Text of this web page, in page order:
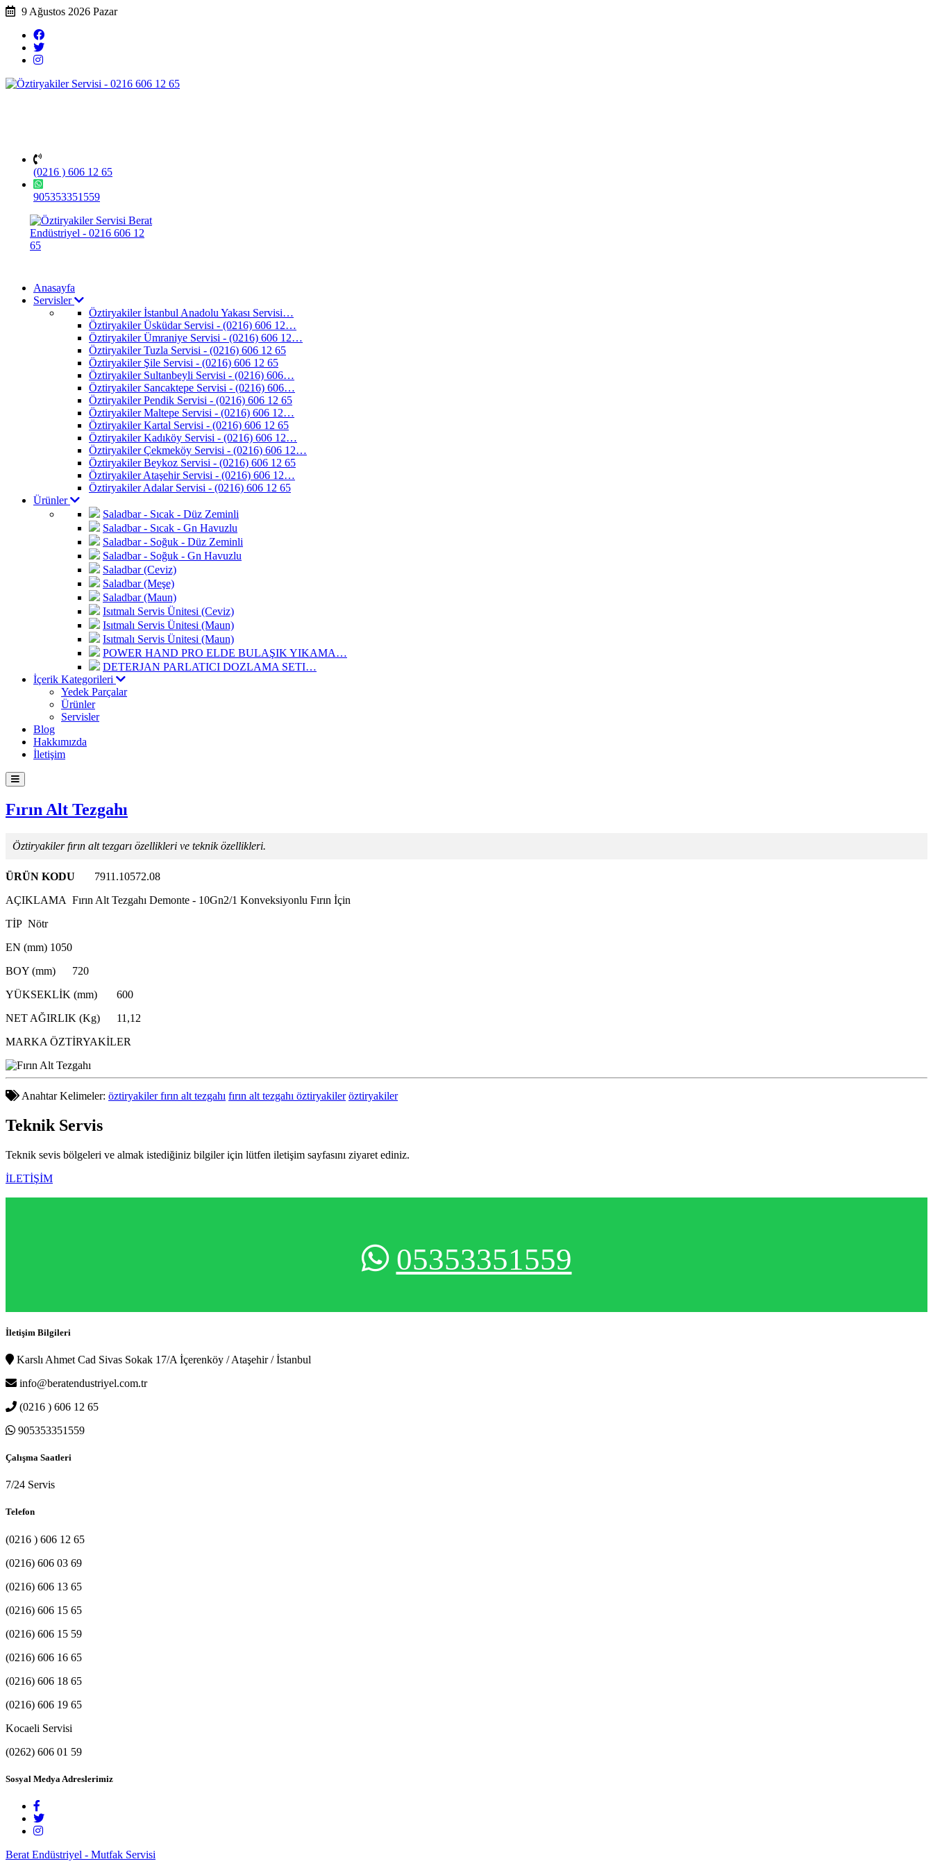
9 Ağustos 2026 Pazar
(0216 ) 606 12 65
905353351559
Anasayfa
Servisler
Öztiryakiler İstanbul Anadolu Yakası Servisi…
Öztiryakiler Üsküdar Servisi - (0216) 606 12…
Öztiryakiler Ümraniye Servisi - (0216) 606 12…
Öztiryakiler Tuzla Servisi - (0216) 606 12 65
Öztiryakiler Şile Servisi - (0216) 606 12 65
Öztiryakiler Sultanbeyli Servisi - (0216) 606…
Öztiryakiler Sancaktepe Servisi - (0216) 606…
Öztiryakiler Pendik Servisi - (0216) 606 12 65
Öztiryakiler Maltepe Servisi - (0216) 606 12…
Öztiryakiler Kartal Servisi - (0216) 606 12 65
Öztiryakiler Kadıköy Servisi - (0216) 606 12…
Öztiryakiler Çekmeköy Servisi - (0216) 606 12…
Öztiryakiler Beykoz Servisi - (0216) 606 12 65
Öztiryakiler Ataşehir Servisi - (0216) 606 12…
Öztiryakiler Adalar Servisi - (0216) 606 12 65
Ürünler
Saladbar - Sıcak - Düz Zeminli
Saladbar - Sıcak - Gn Havuzlu
Saladbar - Soğuk - Düz Zeminli
Saladbar - Soğuk - Gn Havuzlu
Saladbar (Ceviz)
Saladbar (Meşe)
Saladbar (Maun)
Isıtmalı Servis Ünitesi (Ceviz)
Isıtmalı Servis Ünitesi (Maun)
Isıtmalı Servis Ünitesi (Maun)
POWER HAND PRO ELDE BULAŞIK YIKAMA…
DETERJAN PARLATICI DOZLAMA SETI…
İçerik Kategorileri
Yedek Parçalar
Ürünler
Servisler
Blog
Hakkımızda
İletişim
Fırın Alt Tezgahı
Öztiryakiler fırın alt tezgarı özellikleri ve teknik özellikleri.
ÜRÜN KODU
7911.10572.08
AÇIKLAMA Fırın Alt Tezgahı Demonte - 10Gn2/1 Konveksiyonlu Fırın İçin
TİP Nötr
EN (mm) 1050
BOY (mm)
720
YÜKSEKLİK (mm)
600
NET AĞIRLIK (Kg)
11,12
MARKA ÖZTİRYAKİLER
Anahtar Kelimeler: öztiryakiler fırın alt tezgahı fırın alt tezgahı öztiryakiler öztiryakiler
Teknik Servis
Teknik sevis bölgeleri ve almak istediğiniz bilgiler için lütfen iletişim sayfasını ziyaret ediniz.
İLETİŞİM
05353351559
İletişim Bilgileri
Karslı Ahmet Cad Sivas Sokak 17/A İçerenköy / Ataşehir / İstanbul
info@beratendustriyel.com.tr
(0216 ) 606 12 65
905353351559
Çalışma Saatleri
7/24 Servis
Telefon
(0216 ) 606 12 65
(0216) 606 03 69
(0216) 606 13 65
(0216) 606 15 65
(0216) 606 15 59
(0216) 606 16 65
(0216) 606 18 65
(0216) 606 19 65
Kocaeli Servisi
(0262) 606 01 59
Sosyal Medya Adreslerimiz
Berat Endüstriyel - Mutfak Servisi